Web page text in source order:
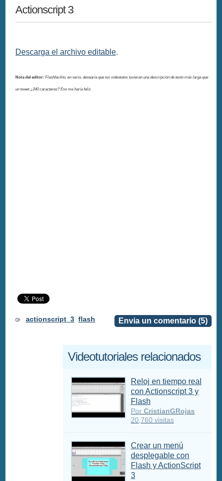
Actionscript 3
Descarga el archivo editable.
Nota del editor: Flashfacilito, en serio, desearía que tus videotutos tuvieran una descripción de texto más larga que
un tweet ¿240 caracteres? Eso me haría feliz.
Envia un comentario (5)
actionscript_3 flash
Videotutoriales relacionados
Reloj en tiempo real
con Actionscript 3 y
Flash
Por CristianGRojas
20,760 visitas
Crear un menú
desplegable con
Flash y ActionScript
3